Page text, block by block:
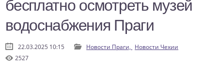
бесплатно осмотреть музей
водоснабжения Праги
22.03.2025 10:15 Новости Праги, Новости Чехии
2527